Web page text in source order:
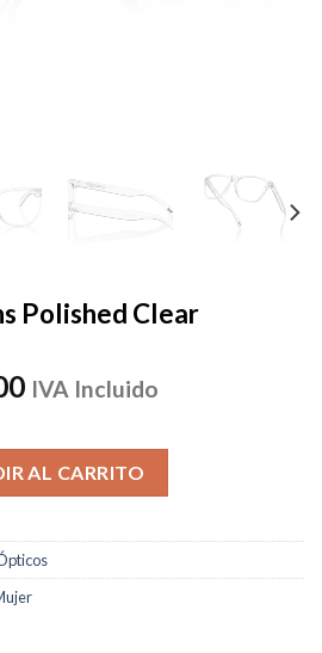
Polished Clear
El
actual
es:
$168.00.
IVA Incluido
Clear cantidad
AL CARRITO